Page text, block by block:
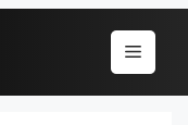
Menu